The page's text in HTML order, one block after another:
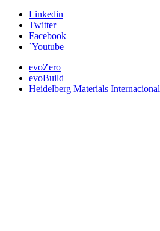
Linkedin
Twitter
Facebook
`Youtube
evoZero
evoBuild
Heidelberg Materials Internacional